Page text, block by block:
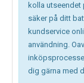
kolla utseendet
säker på ditt
kundservice
användning.
dig gärna med